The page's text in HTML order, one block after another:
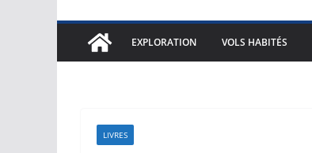
EXPLORATION VOLS HABITÉS
LIVRES